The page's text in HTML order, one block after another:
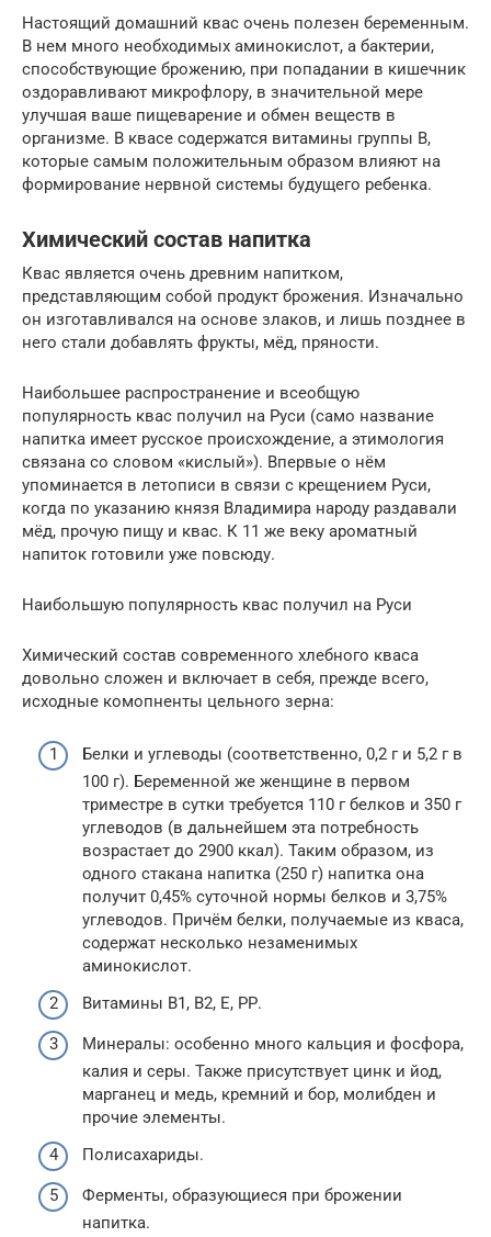
Настоящий домашний квас очень полезен беременным.
В нем много необходимых аминокислот, а бактерии,
способствующие брожению, при попадании в кишечник
оздоравливают микрофлору, в значительной мере
улучшая ваше пищеварение и обмен веществ в
организме. В квасе содержатся витамины группы В,
которые самым положительным образом влияют на
формирование нервной системы будущего ребенка.
Химический состав напитка
Квас является очень древним напитком,
представляющим собой продукт брожения. Изначально
он изготавливался на основе злаков, и лишь позднее в
него стали добавлять фрукты, мёд, пряности.
Наибольшее распространение и всеобщую
популярность квас получил на Руси (само название
напитка имеет русское происхождение, а этимология
связана со словом «кислый»). Впервые о нём
упоминается в летописи в связи с крещением Руси,
когда по указанию князя Владимира народу раздавали
мёд, прочую пищу и квас. К 11 же веку ароматный
напиток готовили уже повсюду.
Наибольшую популярность квас получил на Руси
Химический состав современного хлебного кваса
довольно сложен и включает в себя, прежде всего,
исходные комопненты цельного зерна:
Белки и углеводы (соответственно, 0,2 г и 5,2 г в
100 г). Беременной же женщине в первом
триместре в сутки требуется 110 г белков и 350 г
углеводов (в дальнейшем эта потребность
возрастает до 2900 ккал). Таким образом, из
одного стакана напитка (250 г) напитка она
получит 0,45% суточной нормы белков и 3,75%
углеводов. Причём белки, получаемые из кваса,
содержат несколько незаменимых
аминокислот.
Витамины В1, В2, Е, РР.
Минералы: особенно много кальция и фосфора,
калия и серы. Также присутствует цинк и йод,
марганец и медь, кремний и бор, молибден и
прочие элементы.
Полисахариды.
Ферменты, образующиеся при брожении
напитка.